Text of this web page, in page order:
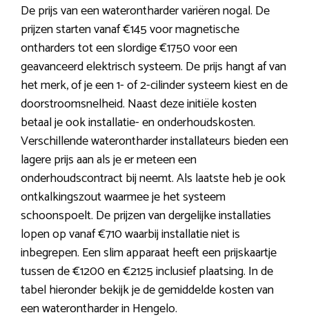
De prijs van een waterontharder variëren nogal. De
prijzen starten vanaf €145 voor magnetische
ontharders tot een slordige €1750 voor een
geavanceerd elektrisch systeem. De prijs hangt af van
het merk, of je een 1- of 2-cilinder systeem kiest en de
doorstroomsnelheid. Naast deze initiële kosten
betaal je ook installatie- en onderhoudskosten.
Verschillende waterontharder installateurs bieden een
lagere prijs aan als je er meteen een
onderhoudscontract bij neemt. Als laatste heb je ook
ontkalkingszout waarmee je het systeem
schoonspoelt. De prijzen van dergelijke installaties
lopen op vanaf €710 waarbij installatie niet is
inbegrepen. Een slim apparaat heeft een prijskaartje
tussen de €1200 en €2125 inclusief plaatsing. In de
tabel hieronder bekijk je de gemiddelde kosten van
een waterontharder in Hengelo.